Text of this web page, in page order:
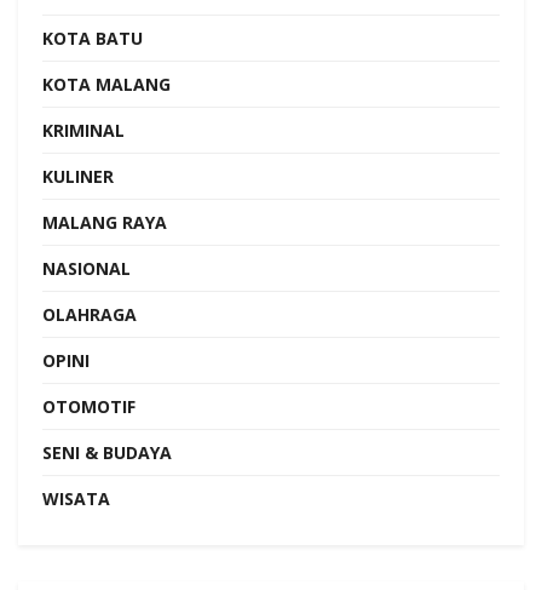
KOTA BATU
KOTA MALANG
KRIMINAL
KULINER
MALANG RAYA
NASIONAL
OLAHRAGA
OPINI
OTOMOTIF
SENI & BUDAYA
WISATA